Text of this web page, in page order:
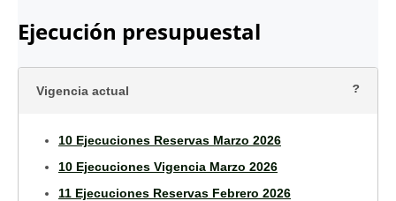
Ejecución presupuestal
Vigencia actual
10 Ejecuciones Reservas Marzo 2026
10 Ejecuciones Vigencia Marzo 2026
11 Ejecuciones Reservas Febrero 2026